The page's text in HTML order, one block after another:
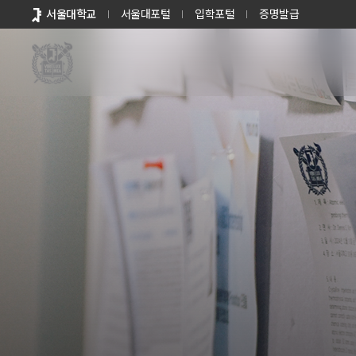
바로가기
메뉴
서울대학교 서울대포털 입학포털 증명발급